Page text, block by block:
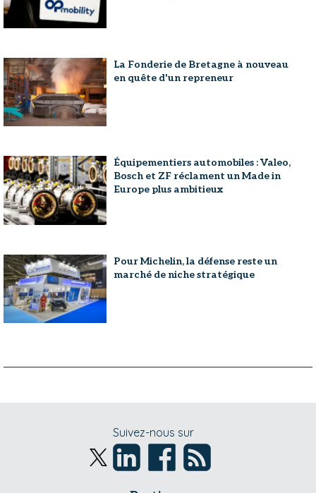
La Fonderie de Bretagne à nouveau
en quête d'un repreneur
Équipementiers automobiles : Valeo,
Bosch et ZF réclament un Made in
Europe plus ambitieux
Pour Michelin, la défense reste un
marché de niche stratégique
Suivez-nous sur